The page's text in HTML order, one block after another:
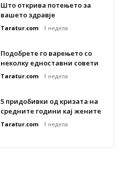
Што открива потењето за
вашето здравје
Taratur.com 1 недела
Подобрете го варењето со
неколку едноставни совети
Taratur.com 1 недела
5 придобивки од кризата на
средните години кај жените
Taratur.com 1 недела